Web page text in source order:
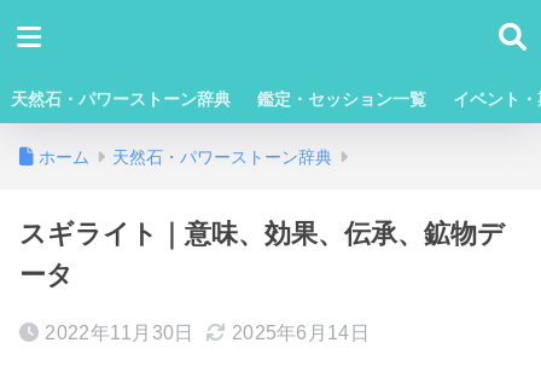
天然石・パワーストーン辞典 鑑定・セッション一覧 イベント
ホーム 天然石・パワーストーン辞典
スギライト｜意味、効果、伝承、鉱物デ
ータ
2022年11月30日 2025年6月14日